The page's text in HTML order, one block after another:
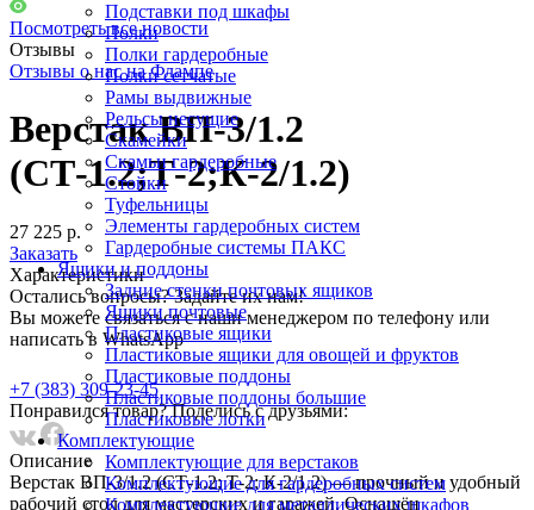
Подставки под шкафы
Полки
Полки гардеробные
Полки сетчатые
Рамы выдвижные
Рельсы несущие
Скамейки
Скамьи гардеробные
Стойки
Туфельницы
Элементы гардеробных систем
Гардеробные системы ПАКС
Ящики и поддоны
Задние стенки почтовых ящиков
Ящики почтовые
Пластиковые ящики
Пластиковые ящики для овощей и фруктов
Пластиковые поддоны
Пластиковые поддоны большие
Пластиковые лотки
Комплектующие
Комплектующие для верстаков
Комплектующие для гардеробных систем
Комплектующие для металлических шкафов
Посмотреть все новости
Отзывы
Отзывы о нас на Флампе
Верстак ВП-3/1.2
(СТ-1.2;Т-2;К-2/1.2)
27 225 р.
Заказать
Характеристики
Остались вопросы? Задайте их нам!
Вы можете связаться с наши менеджером по телефону или
написать в WhatsApp
+7 (383) 309-23-45
Понравился товар? Поделись с друзьями:
Описание
Верстак ВП-3/1.2 (СТ-1.2; Т-2; К-2/1.2) — прочный и удобный
рабочий стол для мастерских и гаражей. Оснащён